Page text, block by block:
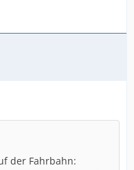
der Fahrbahn: